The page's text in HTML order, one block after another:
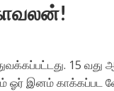
15 வது
ஓர் இனம் காக்கப்பட